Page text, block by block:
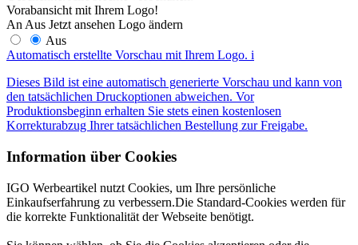
Vorabansicht mit Ihrem Logo!
An Aus Jetzt ansehen Logo ändern
Aus
Automatisch erstellte Vorschau mit Ihrem Logo. i
Dieses Bild ist eine automatisch generierte Vorschau und kann von
den tatsächlichen Druckoptionen abweichen. Vor
Produktionsbeginn erhalten Sie stets einen kostenlosen
Korrekturabzug Ihrer tatsächlichen Bestellung zur Freigabe.
Information über Cookies
IGO Werbeartikel nutzt Cookies, um Ihre persönliche
Einkaufserfahrung zu verbessern.Die Standard-Cookies werden für
die korrekte Funktionalität der Webseite benötigt.